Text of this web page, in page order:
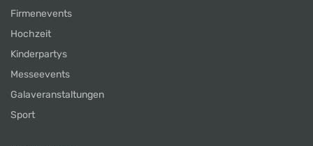
Firmenevents
Hochzeit
Kinderpartys
Messeevents
Galaveranstaltungen
Sport